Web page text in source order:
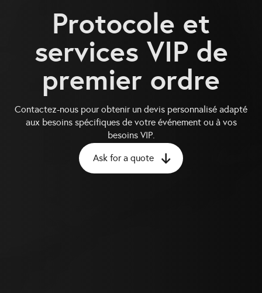
Protocole et
services VIP de
premier ordre
Contactez-nous pour obtenir un devis personnalisé adapté
aux besoins spécifiques de votre événement ou à vos
besoins VIP.
Ask for a quote